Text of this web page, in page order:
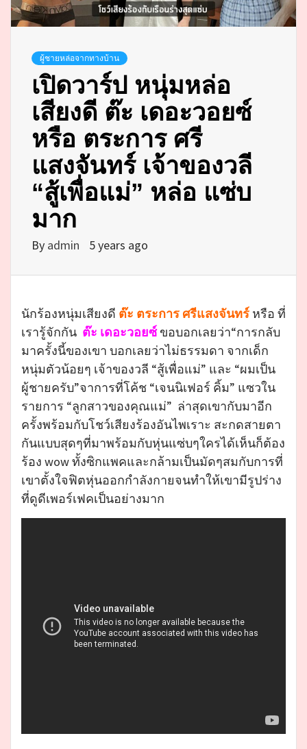
ผู้ชายหล่อจากทางบ้าน
เปิดวาร์ป หนุ่มหล่อ
เสียงดี ต๊ะ เดอะวอยซ์
หรือ ตระการ ศรี
แสงจันทร์ เจ้าของวลี
“สู้เพื่อแม่” หล่อ แซ่บ
มาก
By admin 5 years ago
นักร้องหนุ่มเสียงดี ต๊ะ ตระการ ศรีแสงจันทร์ หรือ ที่
เรารู้จักกัน ต๊ะ เดอะวอยซ์ขอบอกเลยว่า“การกลับ
มาครั้งนี้ของเขา บอกเลยว่าไม่ธรรมดา จากเด็ก
หนุ่มตัวน้อยๆ เจ้าของวลี “สู้เพื่อแม่” และ “ผมเป็น
ผู้ชายครับ”จาการที่โค้ช “เจนนิเฟอร์ คิ้ม” แซวใน
รายการ “ลูกสาวของคุณแม่” ล่าสุดเขากับมาอีก
ครั้งพร้อมกับโชว์เสียงร้องอันไพเราะ สะกดสายตา
กันแบบสุดๆที่มาพร้อมกับหุ่นแซ่บๆใครได้เห็นก็ต้อง
ร้อง wow ทั้งซิกแพคและกล้ามเป็นมัดๆสมกับการที่
เขาตั้งใจฟิตหุ่นออกกำลังกายจนทำให้เขามีรูปร่าง
ที่ดูดีเพอร์เฟคเป็นอย่างมาก